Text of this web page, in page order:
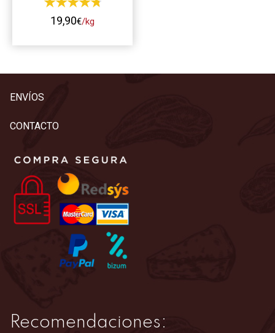
19,90€/kg
Este
tiene
elegir
la
de
producto
ENVÍOS
CONTACTO
Recomendaciones: